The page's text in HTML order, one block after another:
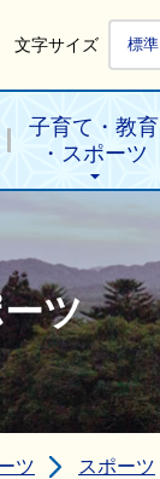
文字サイズ 標準
子育て・教育
・スポーツ
ツ
ツ スポーツ